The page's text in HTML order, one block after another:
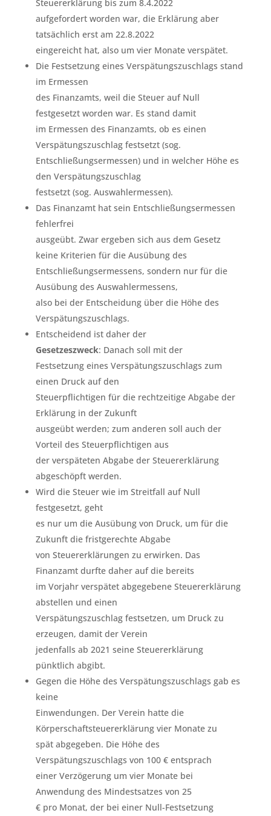
Steuererklärung bis zum 8.4.2022
aufgefordert worden war, die Erklärung aber
tatsächlich erst am 22.8.2022
eingereicht hat, also um vier Monate verspätet.
Die Festsetzung eines Verspätungszuschlags stand
im Ermessen
des Finanzamts, weil die Steuer auf Null
festgesetzt worden war. Es stand damit
im Ermessen des Finanzamts, ob es einen
Verspätungszuschlag festsetzt (sog.
Entschließungsermessen) und in welcher Höhe es
den Verspätungszuschlag
festsetzt (sog. Auswahlermessen).
Das Finanzamt hat sein Entschließungsermessen
fehlerfrei
ausgeübt. Zwar ergeben sich aus dem Gesetz
keine Kriterien für die Ausübung des
Entschließungsermessens, sondern nur für die
Ausübung des Auswahlermessens,
also bei der Entscheidung über die Höhe des
Verspätungszuschlags.
Entscheidend ist daher der
Gesetzeszweck: Danach soll mit der
Festsetzung eines Verspätungszuschlags zum
einen Druck auf den
Steuerpflichtigen für die rechtzeitige Abgabe der
Erklärung in der Zukunft
ausgeübt werden; zum anderen soll auch der
Vorteil des Steuerpflichtigen aus
der verspäteten Abgabe der Steuererklärung
abgeschöpft werden.
Wird die Steuer wie im Streitfall auf Null
festgesetzt, geht
es nur um die Ausübung von Druck, um für die
Zukunft die fristgerechte Abgabe
von Steuererklärungen zu erwirken. Das
Finanzamt durfte daher auf die bereits
im Vorjahr verspätet abgegebene Steuererklärung
abstellen und einen
Verspätungszuschlag festsetzen, um Druck zu
erzeugen, damit der Verein
jedenfalls ab 2021 seine Steuererklärung
pünktlich abgibt.
Gegen die Höhe des Verspätungszuschlags gab es
keine
Einwendungen. Der Verein hatte die
Körperschaftsteuererklärung vier Monate zu
spät abgegeben. Die Höhe des
Verspätungszuschlags von 100 € entsprach
einer Verzögerung um vier Monate bei
Anwendung des Mindestsatzes von 25
€ pro Monat, der bei einer Null-Festsetzung